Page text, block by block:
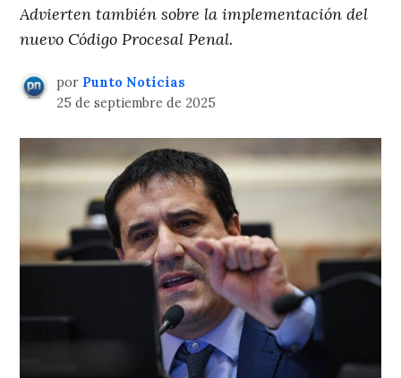
Advierten también sobre la implementación del
nuevo Código Procesal Penal.
por Punto Noticias
25 de septiembre de 2025